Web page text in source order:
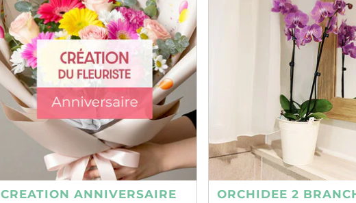
CREATION ANNIVERSAIRE ORCHIDEE 2